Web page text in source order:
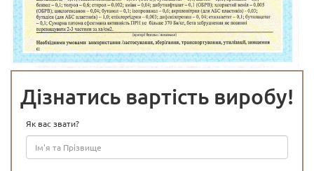
Дізнатись вартість виробу!
Як вас звати?